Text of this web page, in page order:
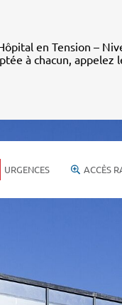
en Tension –
à chacun, appelez
URGENCES ACCÈS